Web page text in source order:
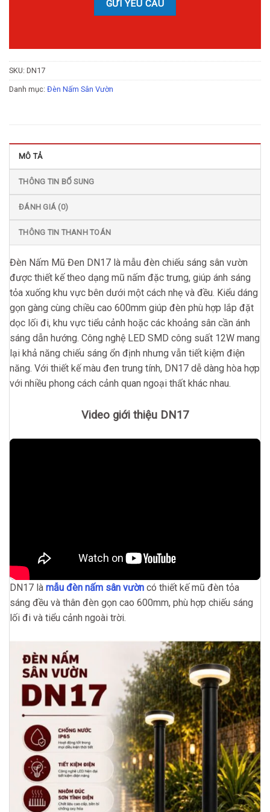
SKU: DN17
Danh mục: Đèn Nấm Sân Vườn
MÔ TẢ
THÔNG TIN BỔ SUNG
ĐÁNH GIÁ (0)
THÔNG TIN THANH TOÁN
Đèn Nấm Mũ Đen DN17 là mẫu đèn chiếu sáng sân vườn
được thiết kế theo dạng mũ nấm đặc trưng, giúp ánh sáng
tỏa xuống khu vực bên dưới một cách nhẹ và đều. Kiểu dáng
gọn gàng cùng chiều cao 600mm giúp đèn phù hợp lắp đặt
dọc lối đi, khu vực tiểu cảnh hoặc các khoảng sân cần ánh
sáng dẫn hướng. Công nghệ LED SMD công suất 12W mang
lại khả năng chiếu sáng ổn định nhưng vẫn tiết kiệm điện
năng. Với thiết kế màu đen trung tính, DN17 dễ dàng hòa hợp
với nhiều phong cách cảnh quan ngoại thất khác nhau.
Video giới thiệu DN17
DN17 là mẫu đèn nấm sân vườn có thiết kế mũ đèn tỏa
sáng đều và thân đèn gọn cao 600mm, phù hợp chiếu sáng
lối đi và tiểu cảnh ngoài trời.